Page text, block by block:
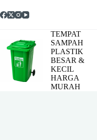
to
content
TEMPAT
SAMPAH
PLASTIK
BESAR &
KECIL
HARGA
MURAH